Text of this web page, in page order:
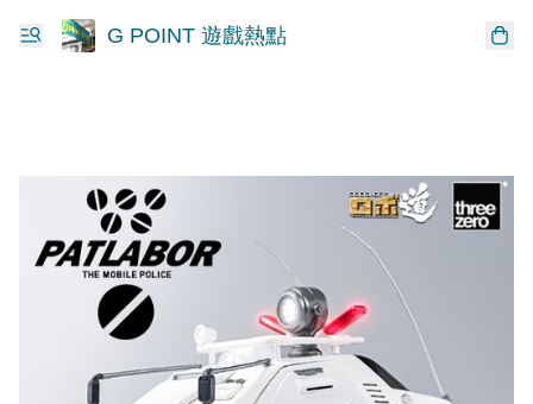
G POINT 遊戲熱點